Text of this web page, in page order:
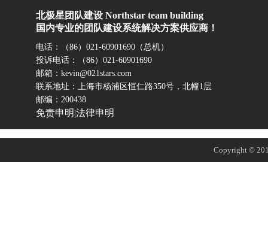
北极星团队建设 Northstar team building
国内专业的团队建设系统解决方案供应商！
电话：（86）021-60901690（总机）
投诉电话：（86）021-60901690
邮箱：kevin@021stars.com
联系地址：上海市杨浦区恒仁路350号，北幢1层
邮编：200438
免责申明 法律申明
Copyright ©